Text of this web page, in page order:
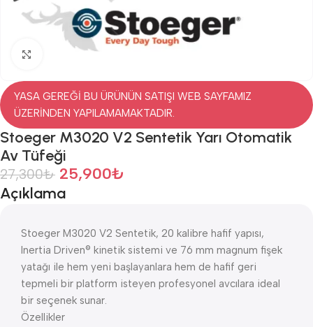
Click to enlarge
YASA GEREĞİ BU ÜRÜNÜN SATIŞI WEB SAYFAMIZ
ÜZERİNDEN YAPILAMAMAKTADIR.
Stoeger M3020 V2 Sentetik Yarı Otomatik
Av Tüfeği
27,300₺ 25,900₺
Açıklama
Stoeger M3020 V2 Sentetik, 20 kalibre hafif yapısı,
Inertia Driven® kinetik sistemi ve 76 mm magnum fişek
yatağı ile hem yeni başlayanlara hem de hafif geri
tepmeli bir platform isteyen profesyonel avcılara ideal
bir seçenek sunar.
Özellikler